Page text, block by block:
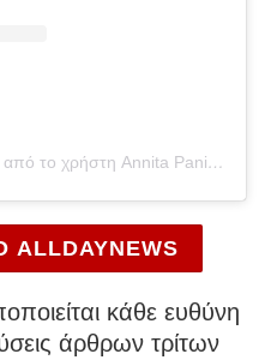
Η δημοσίευση κοινοποιήθηκε από το χρήστη Annita Pania (@annita.pania)
κάθε ευθύνη
άρθρων τρίτων